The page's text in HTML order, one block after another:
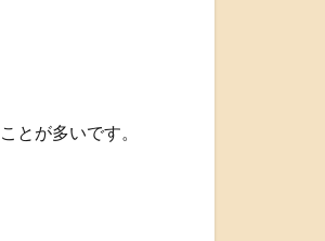
とが多いです。